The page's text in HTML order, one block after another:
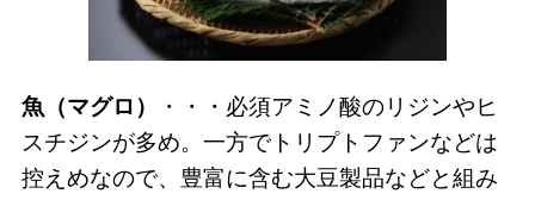
魚（マグロ）
・・・必須アミノ酸のリジンやヒ
スチジンが多め。一方でトリプトファンなどは
控えめなので、豊富に含む大豆製品などと組み